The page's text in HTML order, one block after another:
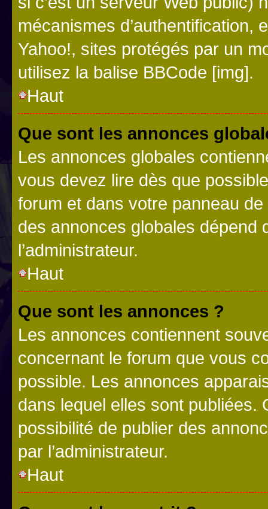
mécanismes d’authentification,
Yahoo!, sites protégés par un
utilisez la balise BBCode [img].
Haut
Que sont les annonces
Les annonces globales
vous devez lire dès que
forum et dans votre panneau
des annonces globales dépend
l’administrateur.
Haut
Que sont les annonces ?
Les annonces contiennent
concernant le forum que vous
possible. Les annonces
dans lequel elles sont publiées.
possibilité de publier des
par l’administrateur.
Haut